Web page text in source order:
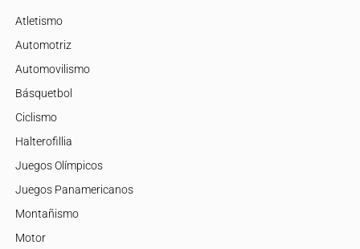
Atletismo
Automotriz
Automovilismo
Básquetbol
Ciclismo
Halterofillia
Juegos Olímpicos
Juegos Panamericanos
Montañismo
Motor